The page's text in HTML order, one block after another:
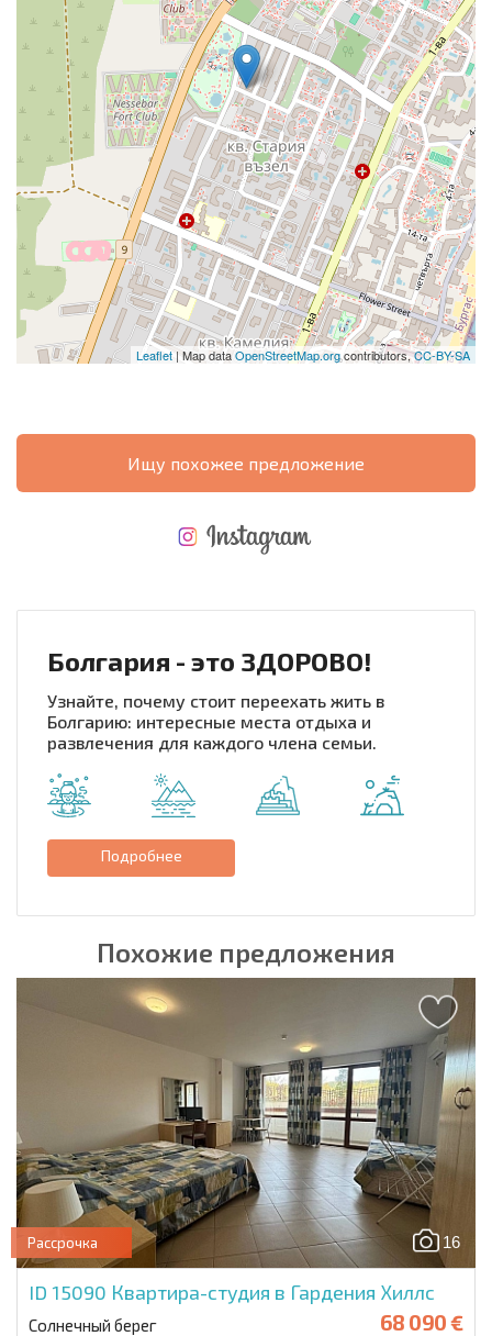
Leaflet| Map dataOpenStreetMap.orgcontributors,CC-BY-SA
Ищу похожее предложение
Болгария - это ЗДОРОВО!
Узнайте, почему стоит переехать жить в
Болгарию: интересные места отдыха и
развлечения для каждого члена семьи.
Подробнее
Похожие предложения
16
Рассрочка
ID 15090 Квартира-студия в Гардения Хиллс
Солнечный берег 68 090 €